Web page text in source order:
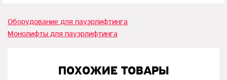
Оборудование для пауэрлифтинга
Монолифты для пауэрлифтинга
ПОХОЖИЕ ТОВАРЫ